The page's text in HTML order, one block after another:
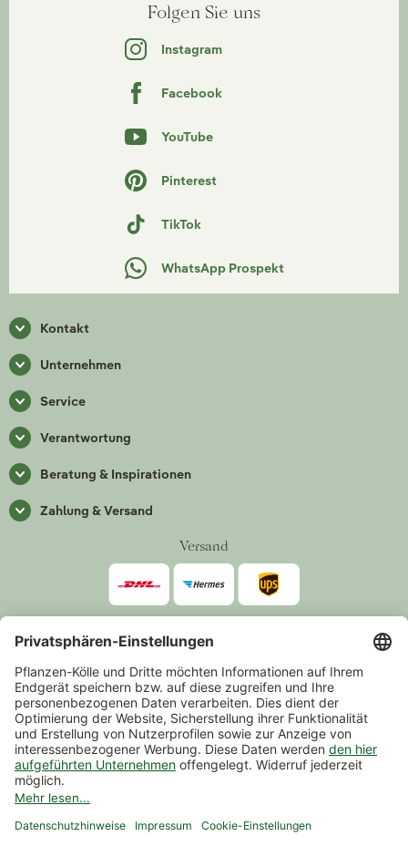
Folgen Sie uns
Instagram
Facebook
YouTube
Pinterest
TikTok
WhatsApp Prospekt
Kontakt
Unternehmen
Service
Verantwortung
Beratung & Inspirationen
Zahlung & Versand
Versand
*Alle Preise inkl. gesetzlicher Mehrwertsteuer zzgl.Versand
Mindestbestellwert 14,90 €, ausgenommen sind Gutscheine und
Events.